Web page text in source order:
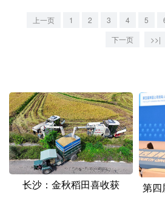
辽宁 吉林
浙江 安徽
山东 河南
广东 广西
上一页 1 2 3 4 5
下一页
>>|
长沙：金秋稻田喜收获
第四